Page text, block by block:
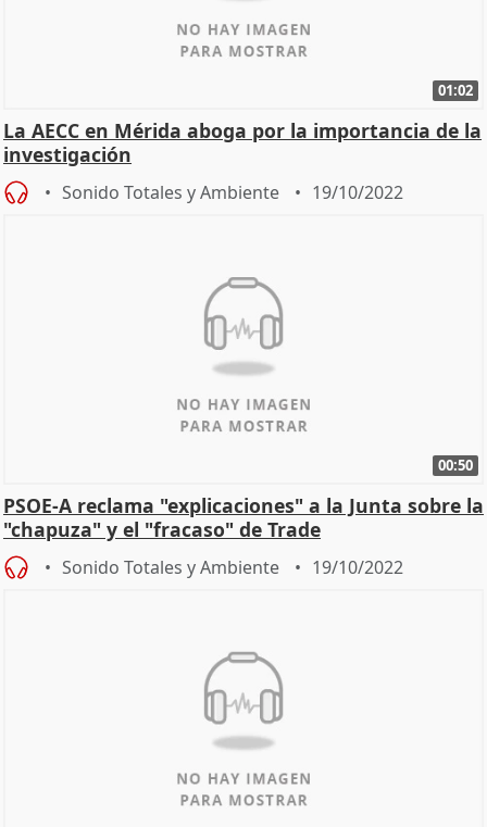
01:02
La AECC en Mérida aboga por la importancia de la
investigación
Sonido Totales y Ambiente 19/10/2022
00:50
PSOE-A reclama "explicaciones" a la Junta sobre la
"chapuza" y el "fracaso" de Trade
Sonido Totales y Ambiente 19/10/2022